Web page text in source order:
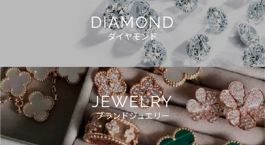
DIAMOND
ダイヤモンド
JEWELRY
ブランドジュエリー